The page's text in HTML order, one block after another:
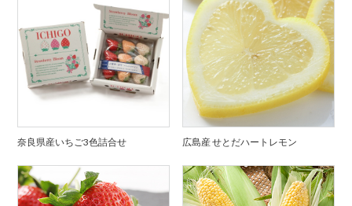
奈良県産いちご3色詰合せ 広島産 せとだハートレモン